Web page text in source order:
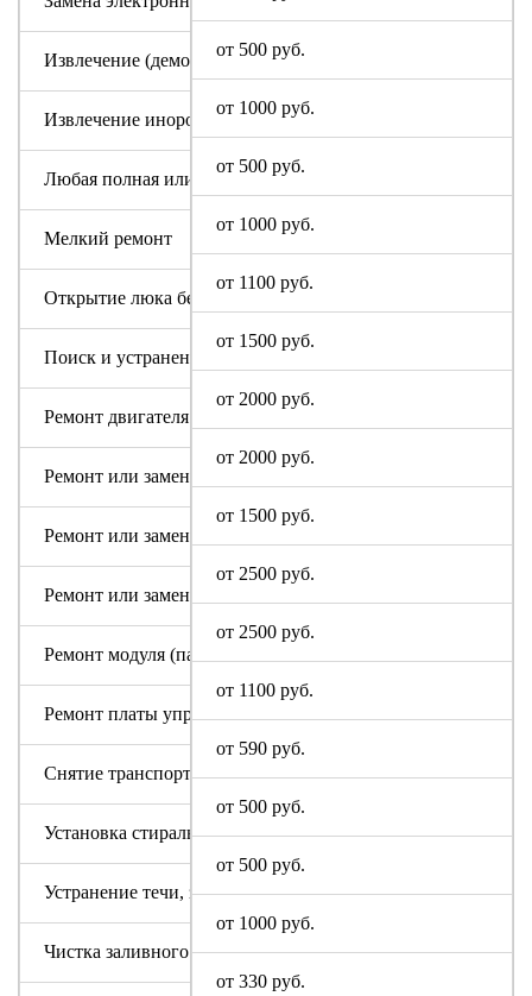
от 500 руб.
от 1000 руб.
от 500 руб.
от 1000 руб.
от 1100 руб.
от 1500 руб.
от 2000 руб.
от 2000 руб.
от 1500 руб.
от 2500 руб.
от 2500 руб.
от 1100 руб.
от 590 руб.
от 500 руб.
от 500 руб.
от 1000 руб.
от 330 руб.
Извлечение (демонтаж) машинки из труднодоступных мест
Извлечение инородного предмета (без разбора бака)
Любая полная или частичная разборка машины Digital
Мелкий ремонт
Открытие люка без ремонта
Поиск и устранение засора в сливном тракте
Ремонт двигателя машинки Digital
Ремонт или замена аквастопа
Ремонт или замена мотора
Ремонт или замена патрубка
Ремонт модуля (пайка, замена радиодеталей)
Ремонт платы управления или индикации
Снятие транспортировочных болтов
Установка стиральной машины Digital
Устранение течи, засора
Чистка заливного фильтра Диджитал